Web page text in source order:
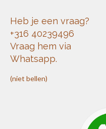
Heb je een vraag?
+316 40239496
Vraag hem via
Whatsapp.
(niet bellen)